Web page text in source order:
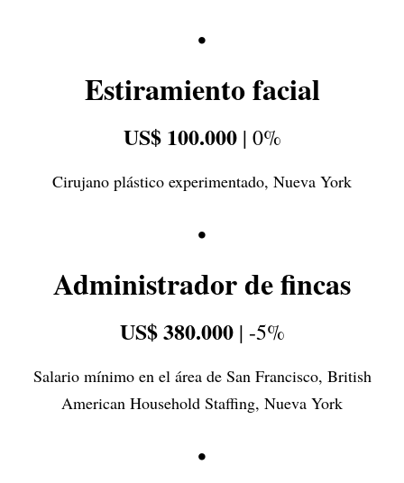
•
Estiramiento facial
US$ 100.000| 0%
Cirujano plástico experimentado, Nueva York
•
Administrador de fincas
US$ 380.000| -5%
Salario mínimo en el área de San Francisco, British
American Household Staffing, Nueva York
•